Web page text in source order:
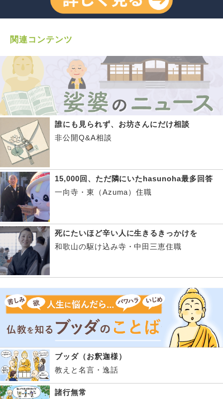
関連コンテンツ
誰にも見られず、お坊さんにだけ相談
非公開Q&A相談
15,000回、ただ隣にいたhasunoha最多回答
一向寺・東（Azuma）住職
死にたいほど辛い人に生きるきっかけを
和歌山の駆け込み寺・中田三恵住職
ブッダ（お釈迦様）
教えと名言・逸話
諸行無常